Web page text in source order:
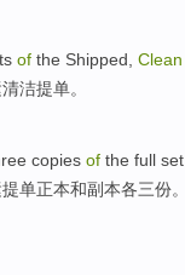
of the Shipped, Clean
清洁提单。
copies of the full set
提单正本和副本各三份。